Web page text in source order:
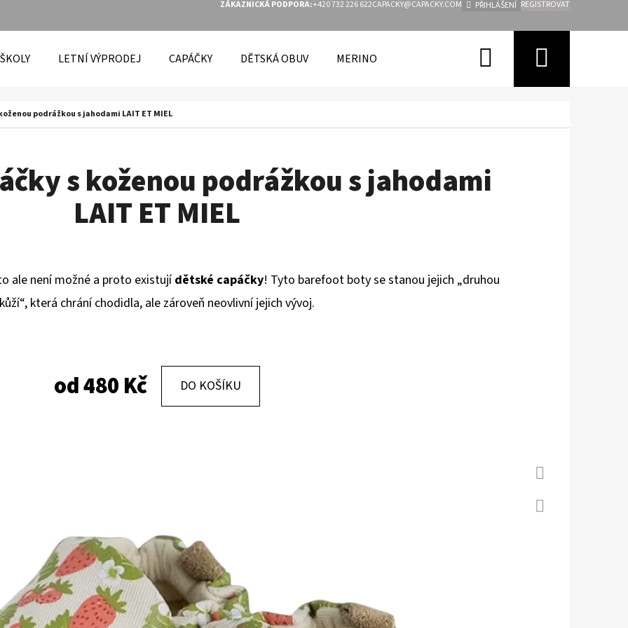
ZÁKAZNICKÁ PODPORA:+420 732 226 622CAPACKY@CAPACKY.COM PŘIHLÁŠENÍ REGISTROVAT
LETNÍ VÝPRODEJ CAPÁČKY DĚTSKÁ OBUV MERINO Hledat
podrážkou s jahodami LAIT ET MIEL
s koženou podrážkou s jahodami
LAIT ET MIEL
ale není možné a proto existujídětské capáčky! Tyto barefoot boty se stanou jejich „druhou
kůží“, která chrání chodidla, ale zároveň neovlivní jejich vývoj.
od480 Kč DO KOŠÍKU
Facebook
DOPORUČUJEME